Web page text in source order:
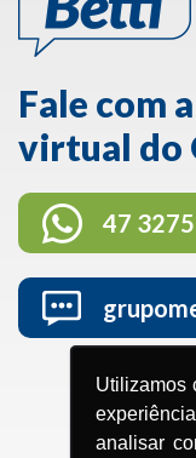
Utilizamos
analisar
Fale com
virtual do
47